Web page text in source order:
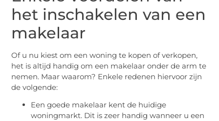
het inschakelen van een
makelaar
Of u nu kiest om een woning te kopen of verkopen,
het is altijd handig om een makelaar onder de arm te
nemen. Maar waarom? Enkele redenen hiervoor zijn
de volgende:
Een goede makelaar kent de huidige
woningmarkt. Dit is zeer handig wanneer u een